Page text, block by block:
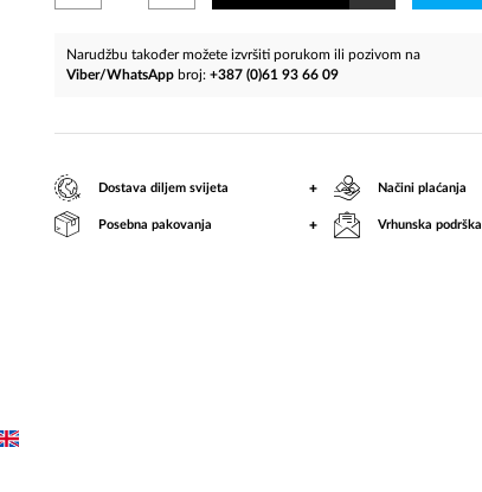
Narudžbu također možete izvršiti porukom ili pozivom na
Viber/WhatsApp broj:+387 (0)61 93 66 09
Dostava diljem svijeta + Načini plaćanja
Posebna pakovanja + Vrhunska podrška